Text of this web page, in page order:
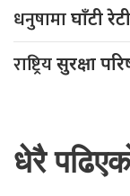
धनुषामाघाँटी
राष्ट्रियसुरक्षा
धेरै